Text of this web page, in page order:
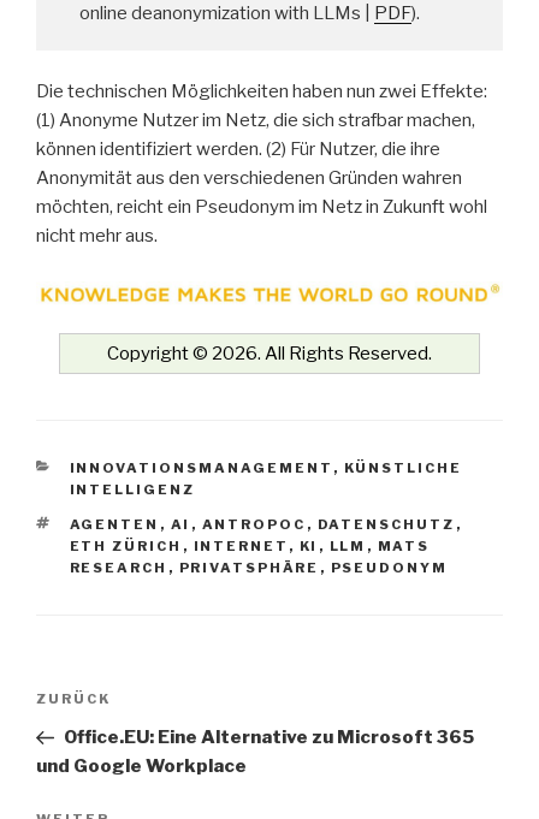
online deanonymization with LLMs | PDF).
Die technischen Möglichkeiten haben nun zwei Effekte:
(1) Anonyme Nutzer im Netz, die sich strafbar machen,
können identifiziert werden. (2) Für Nutzer, die ihre
Anonymität aus den verschiedenen Gründen wahren
möchten, reicht ein Pseudonym im Netz in Zukunft wohl
nicht mehr aus.
Copyright © 2026. All Rights Reserved.
KATEGORIEN
INNOVATIONSMANAGEMENT , KÜNSTLICHE
INTELLIGENZ
SCHLAGWÖRTER
AGENTEN , AI , ANTROPOC , DATENSCHUTZ ,
ETH ZÜRICH , INTERNET , KI , LLM , MATS
RESEARCH , PRIVATSPHÄRE , PSEUDONYM
Beitrags-
Vorheriger
Beitrag
ZURÜCK
Office.EU: Eine Alternative zu Microsoft 365
und Google Workplace